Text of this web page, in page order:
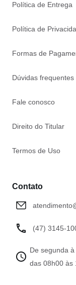
Política de Entrega
Política de
Formas de
Dúvidas frequentes
Fale conosco
Direito do Titular
Termos de Uso
Contato
(47) 3145-
De segunda à
das 08h00 às